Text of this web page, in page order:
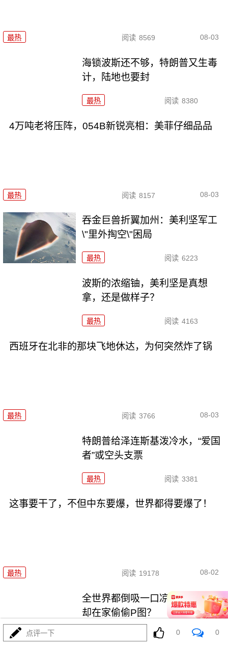
最热 阅读 8569 08-03
海锁波斯还不够，特朗普又生毒
计，陆地也要封
最热 阅读 8380
4万吨老将压阵，054B新锐亮相：美菲仔细品品
最热 阅读 8157 08-03
吞金巨兽折翼加州：美利坚军工
\"里外掏空\"困局
最热 阅读 6223
波斯的浓缩铀，美利坚是真想
拿，还是做样子？
最热 阅读 4163
西班牙在北非的那块飞地休达，为何突然炸了锅
最热 阅读 3766 08-03
特朗普给泽连斯基泼冷水，“爱国
者”或空头支票
最热 阅读 3381
这事要干了，不但中东要爆，世界都得要爆了！
最热 阅读 19178 08-02
全世界都倒吸一口凉气，特朗普
却在家偷偷P图？
阅读 10632
点评一下 0 0